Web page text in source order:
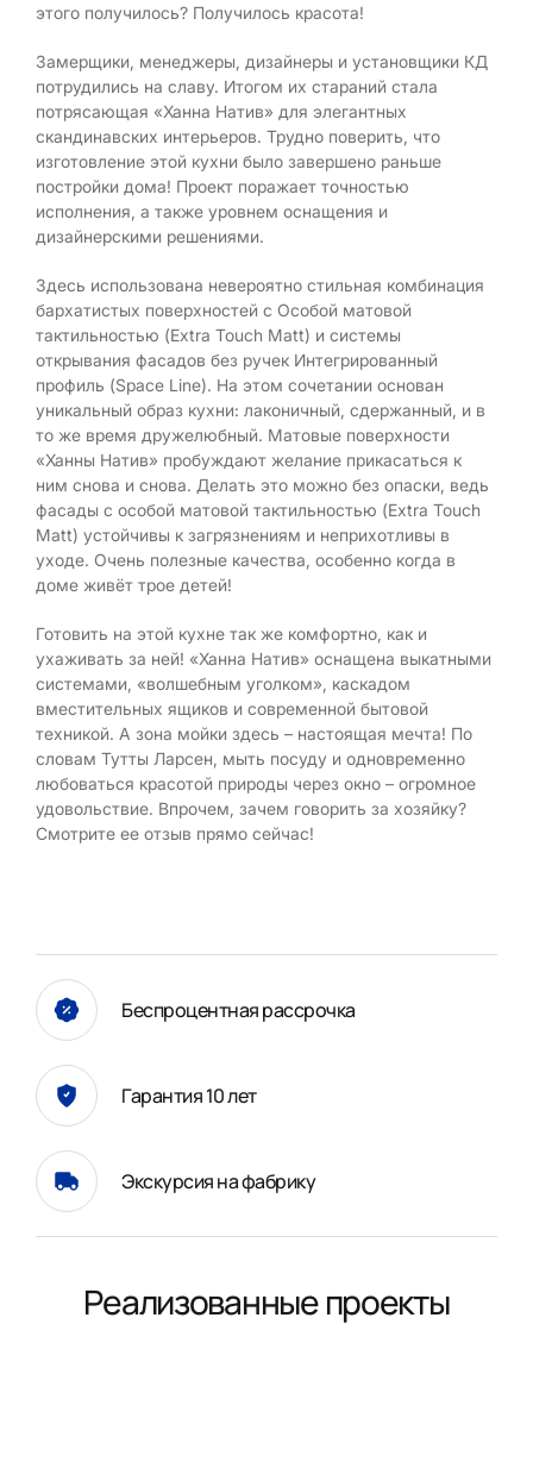
этого получилось? Получилось красота!
Замерщики, менеджеры, дизайнеры и установщики КД
потрудились на славу. Итогом их стараний стала
потрясающая «Ханна Натив» для элегантных
скандинавских интерьеров. Трудно поверить, что
изготовление этой кухни было завершено раньше
постройки дома! Проект поражает точностью
исполнения, а также уровнем оснащения и
дизайнерскими решениями.
Здесь использована невероятно стильная комбинация
бархатистых поверхностей с Особой матовой
тактильностью (Extra Touch Matt) и системы
открывания фасадов без ручек Интегрированный
профиль (Space Line). На этом сочетании основан
уникальный образ кухни: лаконичный, сдержанный, и в
то же время дружелюбный. Матовые поверхности
«Ханны Натив» пробуждают желание прикасаться к
ним снова и снова. Делать это можно без опаски, ведь
фасады с особой матовой тактильностью (Extra Touch
Matt) устойчивы к загрязнениям и неприхотливы в
уходе. Очень полезные качества, особенно когда в
доме живёт трое детей!
Готовить на этой кухне так же комфортно, как и
ухаживать за ней! «Ханна Натив» оснащена выкатными
системами, «волшебным уголком», каскадом
вместительных ящиков и современной бытовой
техникой. А зона мойки здесь – настоящая мечта! По
словам Тутты Ларсен, мыть посуду и одновременно
любоваться красотой природы через окно – огромное
удовольствие. Впрочем, зачем говорить за хозяйку?
Смотрите ее отзыв прямо сейчас!
Беспроцентная рассрочка
Гарантия 10 лет
Экскурсия на фабрику
Реализованные проекты